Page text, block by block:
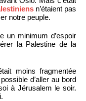
n’étaient pas
notre peuple.
un minimum d’espoir
la Palestine de la
moins fragmentée
d’aller au bord
à Jérusalem le soir.